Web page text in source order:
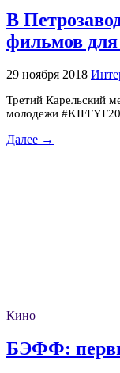
В
фильмов
29 ноября 2018
Третий Карельский
молодежи
Далее →
Кино
БЭФФ: